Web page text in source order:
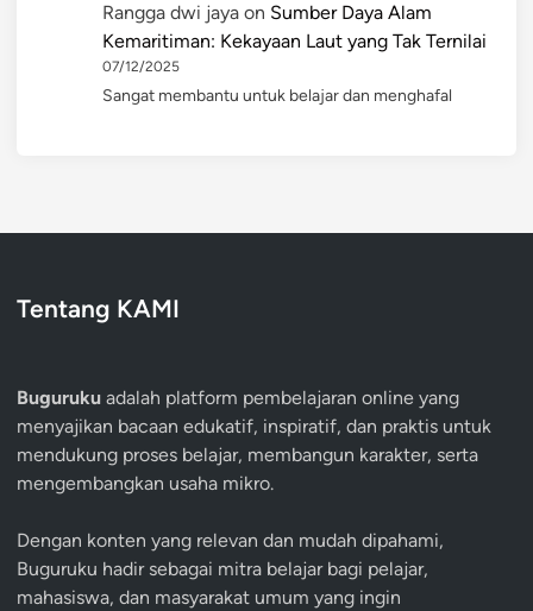
Rangga dwi jaya on Sumber Daya Alam
Kemaritiman: Kekayaan Laut yang Tak Ternilai
07/12/2025
Sangat membantu untuk belajar dan menghafal
Tentang KAMI
Buguruku adalah platform pembelajaran online yang
menyajikan bacaan edukatif, inspiratif, dan praktis untuk
mendukung proses belajar, membangun karakter, serta
mengembangkan usaha mikro.
Dengan konten yang relevan dan mudah dipahami,
Buguruku hadir sebagai mitra belajar bagi pelajar,
mahasiswa, dan masyarakat umum yang ingin